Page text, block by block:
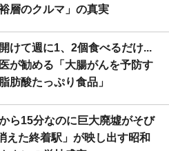
層のクルマ」の真実
けて週に1、2個食べるだけ...
が勧める「大腸がんを予防す
肪酸たっぷり食品」
ら15分なのに巨大廃墟がそび
えた終着駅」が映し出す昭和